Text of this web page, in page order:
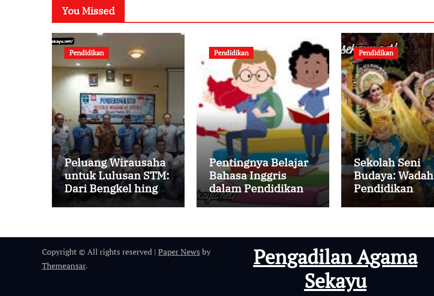
You Missed
Pendidikan
Peluang Wirausaha
untuk Lulusan STM:
Dari Bengkel hingga
Desain Grafis
Pendidikan
Pentingnya Belajar
Bahasa Inggris
dalam Pendidikan
Era Modern
Pendidikan
Sekolah Seni
Budaya: Wadah
Pendidikan
Kreativitas dan
Copyright © All rights reserved | Paper News by
Themeansar.
Pengadilan Agama
Sekayu